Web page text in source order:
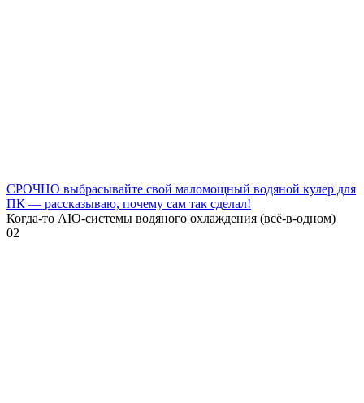
СРОЧНО выбрасывайте свой маломощный водяной кулер для
ПК — рассказываю, почему сам так сделал!
Когда-то AIO-системы водяного охлаждения (всё-в-одном)
02